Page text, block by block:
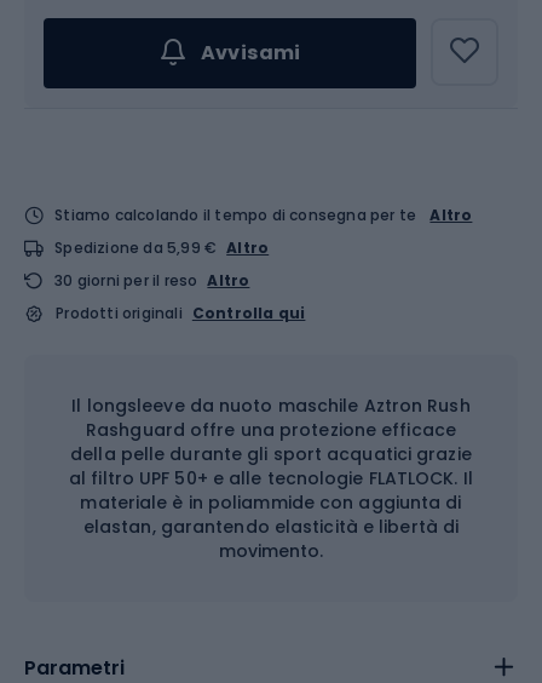
Avvisami
Stiamo calcolando il tempo di consegna per te
Altro
Spedizione da 5,99 € Altro
30 giorni per il reso Altro
Prodotti originali Controlla qui
Il longsleeve da nuoto maschile Aztron Rush
Rashguard offre una protezione efficace
della pelle durante gli sport acquatici grazie
al filtro UPF 50+ e alle tecnologie FLATLOCK. Il
materiale è in poliammide con aggiunta di
elastan, garantendo elasticità e libertà di
movimento.
Parametri